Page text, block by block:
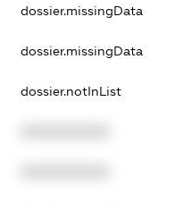
dossier.missingData
dossier.missingData
dossier.notInList